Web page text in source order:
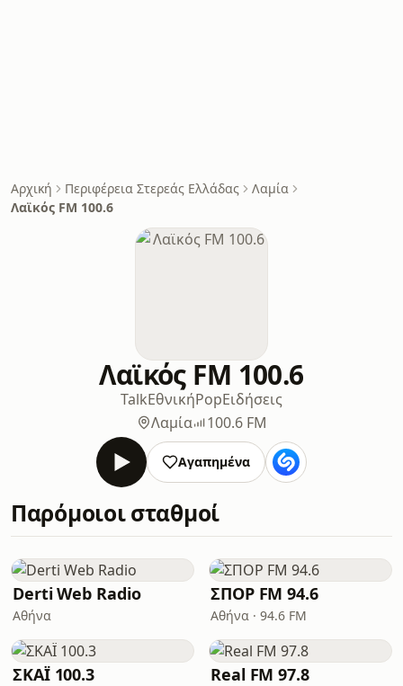
Αρχική Περιφέρεια Στερεάς Ελλάδας
Λαμία
Λαϊκός FM 100.6
Λαϊκός FM 100.6
TalkΕθνικήPopΕιδήσεις
Λαμία
100.6 FM
Αγαπημένα
Παρόμοιοι σταθμοί
Derti Web Radio
Αθήνα
ΣΠΟΡ FM 94.6
Αθήνα · 94.6 FM
ΣΚΑΪ 100.3 Real FM 97.8